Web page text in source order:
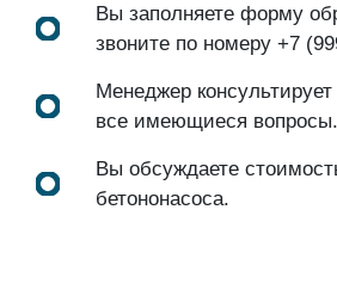
Вы заполняете форму
звоните по номеру +7
Менеджер
все имеющиеся вопросы.
Вы обсуждаете
бетононасоса.